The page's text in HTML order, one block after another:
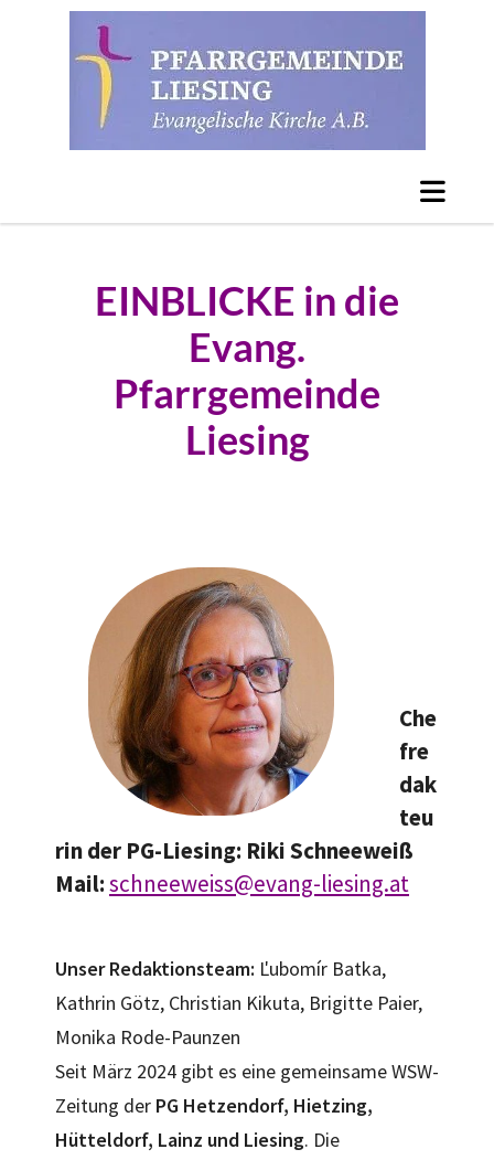
EINBLICKE in die
Evang.
Pfarrgemeinde
Liesing
Che
fre
dak
teu
rin der PG-Liesing: Riki Schneeweiß
Mail:schneeweiss@evang-liesing.at
Unser Redaktionsteam: Ľubomír Batka,
Kathrin Götz, Christian Kikuta, Brigitte Paier,
Monika Rode-Paunzen
Seit März 2024 gibt es eine gemeinsame WSW-
Zeitung der PG Hetzendorf, Hietzing,
Hütteldorf, Lainz und Liesing. Die